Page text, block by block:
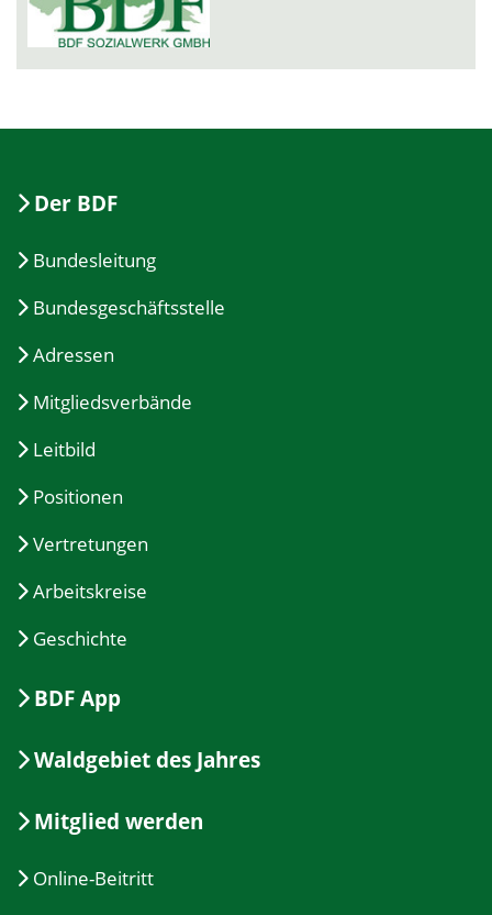
Der BDF
Bundesleitung
Bundesgeschäftsstelle
Adressen
Mitgliedsverbände
Leitbild
Positionen
Vertretungen
Arbeitskreise
Geschichte
BDF App
Waldgebiet des Jahres
Mitglied werden
Online-Beitritt